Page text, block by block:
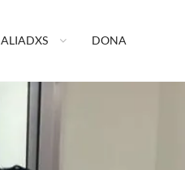
A.C.
ALIADXS DONA